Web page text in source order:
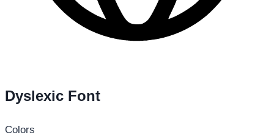
Dyslexic Font
Colors